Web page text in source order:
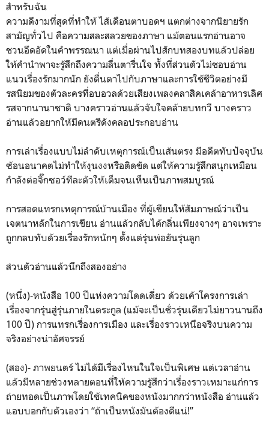
สำหรับฉัน
ความดีงามที่สุดที่ทำให้ ไส้เดือนตาบอดฯ แตกต่างจากนิยายรัก
สามัญทั่วไป คือความสละสลวยของภาษา แม้ตอนแรกอ่านอาจ
ชวนอึดอัดในคำพรรณนา แต่เมื่อผ่านไปสักบทสองบทแล้วปล่อย
ให้คำนำพาจะรู้สึกถึงความลื่นตารื่นใจ ทั้งที่ส่วนตัวไม่ชอบอ่าน
แนวเรื่องรักมากนัก ยังตื่นตาไปกับภาษาและการใช้ชีวิตอย่างมี
รสนิยมของตัวละครที่อบอวลด้วยเสียงเพลงคลาสิคเคล้าอาหารเลิศ
รสจากนานาชาติ บางคราวอ่านแล้วจับใจคล้ายบทกวี บางคราว
อ่านแล้วอยากให้มีดนตรีดังคลอประกอบอ่าน
การเล่าเรื่องแบบไม่ลำดับเหตุการณ์เป็นเส้นตรง มีอดีตทับปัจจุบัน
ซ้อนอนาคตไม่ทำให้งุนงงหรือติดขัด แต่ให้ความรู้สึกสนุกเหมือน
กำลังต่อจิ๊กซอว์ทีละตัวให้เต็มจนเห็นเป็นภาพสมบูรณ์
การสอดแทรกเหตุการณ์บ้านเมือง ที่ผู้เขียนให้สัมภาษณ์ว่าเป็น
เจตนาหลักในการเขียน อ่านแล้วกลับได้กลิ่นเพียงจางๆ อาจเพราะ
ถูกกลบทับด้วยเรื่องรักหนักๆ ตั้งแต่รุ่นพ่อยันรุ่นลูก
ส่วนตัวอ่านแล้วนึกถึงสองอย่าง
(หนึ่ง)-หนังสือ 100 ปีแห่งความโดดเดี่ยว ด้วยเค้าโครงการเล่า
เรื่องจากรุ่นสู่รุ่นภายในตระกูล (แม้จะเป็นชั่วรุ่นเดียวไม่ยาวนานถึง
100 ปี) การแทรกเรื่องการเมือง และเรื่องราวเหนือจริงบนความ
จริงอย่างน่าอัศจรรย์
(สอง)- ภาพยนตร์ ไม่ได้มีเรื่องไหนในใจเป็นพิเศษ แต่เวลาอ่าน
แล้วมีหลายช่วงหลายตอนที่ให้ความรู้สึกว่าเรื่องราวเหมาะแก่การ
ถ่ายทอดเป็นภาพโดยใช้เทคนิคของหนังมากกว่าหนังสือ อ่านแล้ว
แอบบอกกับตัวเองว่า “ถ้าเป็นหนังมันต้องดีแน่!”